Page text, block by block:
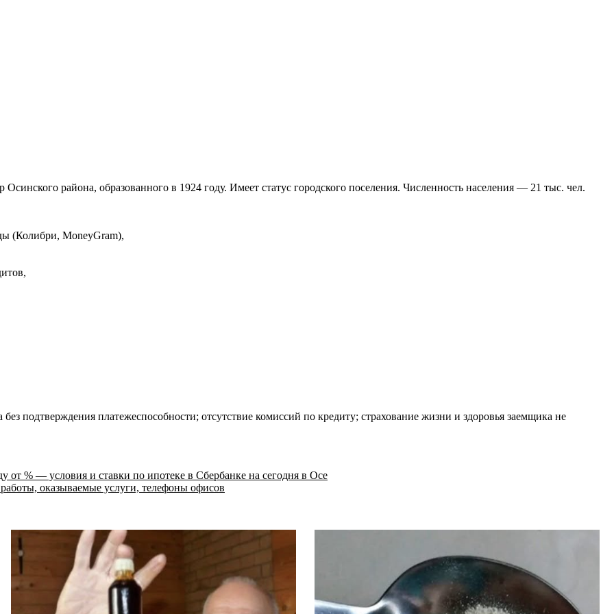
района, образованного в 1924 году. Имеет статус городского поселения. Численность населения — 21 тыс. чел.
(Колибри, MoneyGram),
подтверждения платежеспособности; отсутствие комиссий по кредиту; страхование жизни и здоровья заемщика не
от % — условия и ставки по ипотеке в Сбербанке на сегодня в Осе
оказываемые услуги, телефоны офисов